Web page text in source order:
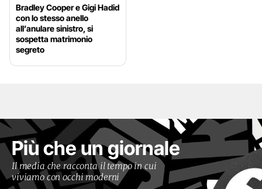
Bradley Cooper e Gigi Hadid
con lo stesso anello
all’anulare sinistro, si
sospetta matrimonio
segreto
Più che un giornale
Il media che racconta il tempo in cui
viviamo con occhi moderni